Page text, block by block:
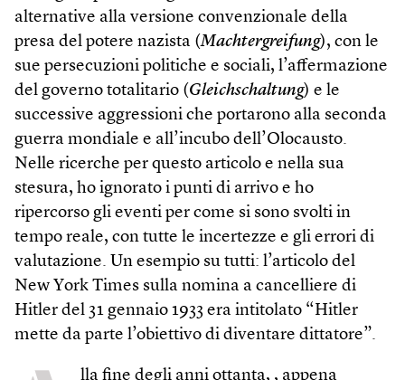
alternative alla versione convenzionale della
presa del potere nazista (Machtergreifung), con le
sue persecuzioni politiche e sociali, l’affermazione
del governo totalitario (Gleichschaltung) e le
successive aggressioni che portarono alla seconda
guerra mondiale e all’incubo dell’Olocausto.
Nelle ricerche per questo articolo e nella sua
stesura, ho ignorato i punti di arrivo e ho
ripercorso gli eventi per come si sono svolti in
tempo reale, con tutte le incertezze e gli errori di
valutazione. Un esempio su tutti: l’articolo del
New York Times sulla nomina a cancelliere di
Hitler del 31 gennaio 1933 era intitolato “Hitler
mette da parte l’obiettivo di diventare dittatore”.
lla fine degli anni ottanta, , appena